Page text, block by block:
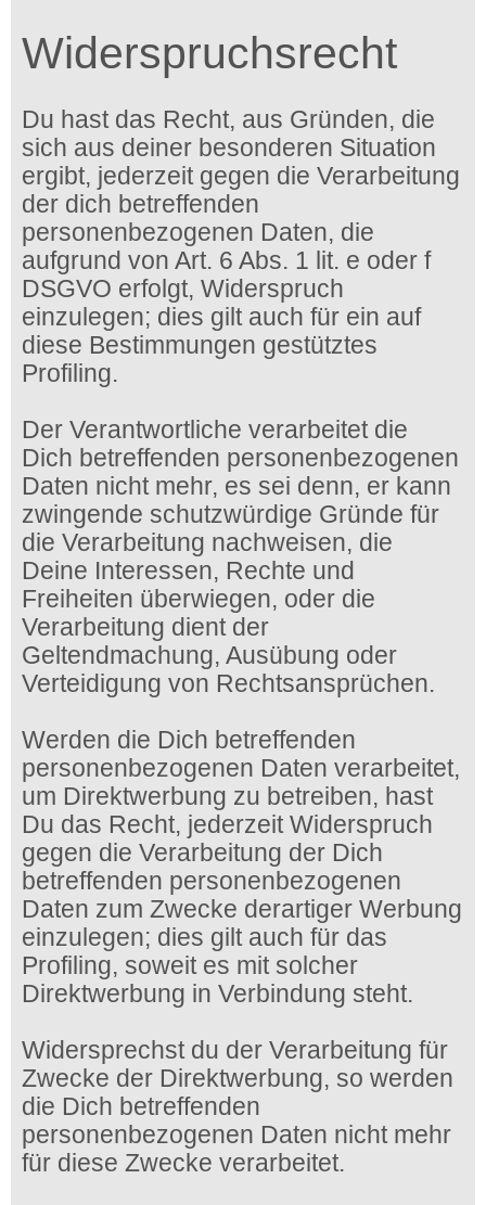
Widerspruchsrecht
Du hast das Recht, aus Gründen, die
sich aus deiner besonderen Situation
ergibt, jederzeit gegen die Verarbeitung
der dich betreffenden
personenbezogenen Daten, die
aufgrund von Art. 6 Abs. 1 lit. e oder f
DSGVO erfolgt, Widerspruch
einzulegen; dies gilt auch für ein auf
diese Bestimmungen gestütztes
Profiling.
Der Verantwortliche verarbeitet die
Dich betreffenden personenbezogenen
Daten nicht mehr, es sei denn, er kann
zwingende schutzwürdige Gründe für
die Verarbeitung nachweisen, die
Deine Interessen, Rechte und
Freiheiten überwiegen, oder die
Verarbeitung dient der
Geltendmachung, Ausübung oder
Verteidigung von Rechtsansprüchen.
Werden die Dich betreffenden
personenbezogenen Daten verarbeitet,
um Direktwerbung zu betreiben, hast
Du das Recht, jederzeit Widerspruch
gegen die Verarbeitung der Dich
betreffenden personenbezogenen
Daten zum Zwecke derartiger Werbung
einzulegen; dies gilt auch für das
Profiling, soweit es mit solcher
Direktwerbung in Verbindung steht.
Widersprechst du der Verarbeitung für
Zwecke der Direktwerbung, so werden
die Dich betreffenden
personenbezogenen Daten nicht mehr
für diese Zwecke verarbeitet.